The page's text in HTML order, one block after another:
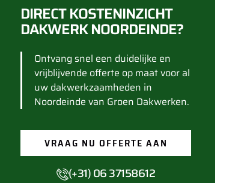
DIRECT KOSTENINZICHT
DAKWERK NOORDEINDE?
Ontvang snel een duidelijke en
vrijblijvende offerte op maat voor al
uw dakwerkzaamheden in
Noordeinde van Groen Dakwerken.
VRAAG NU OFFERTE AAN
(+31) 06 37158612